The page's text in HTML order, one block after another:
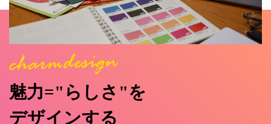
魅力="らしさ"を
デザインする